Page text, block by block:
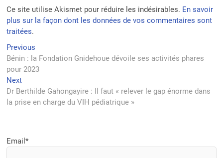
Ce site utilise Akismet pour réduire les indésirables. En savoir
plus sur la façon dont les données de vos commentaires sont
traitées.
Navigation
de
l’article
Previous
post:
Bénin : la Fondation Gnidehoue dévoile ses activités phares
pour 2023
NextNext
post:
Dr Berthilde Gahongayire : Il faut « relever le gap énorme dans
la prise en charge du VIH pédiatrique »
Email*